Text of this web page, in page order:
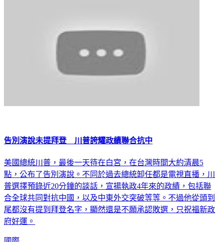
告別演說未提拜登 川普誇耀政績聯合抗中
美國總統川普，最後一天待在白宮，在台灣時間大約清晨5
點，公布了告別演說。不同於過去總統卸任都是電視直播，川
普選擇預錄近20分鐘的談話，宣揚執政4年來的政績，包括聯
合全球共同對抗中國，以及中東外交突破等等。不過他從頭到
尾都沒有提到拜登名字，顯然還是不願承認敗選，只祝福新政
府好運。